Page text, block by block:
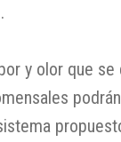
y olor que